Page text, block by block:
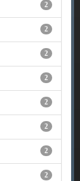
2
2
2
2
2
2
2
2